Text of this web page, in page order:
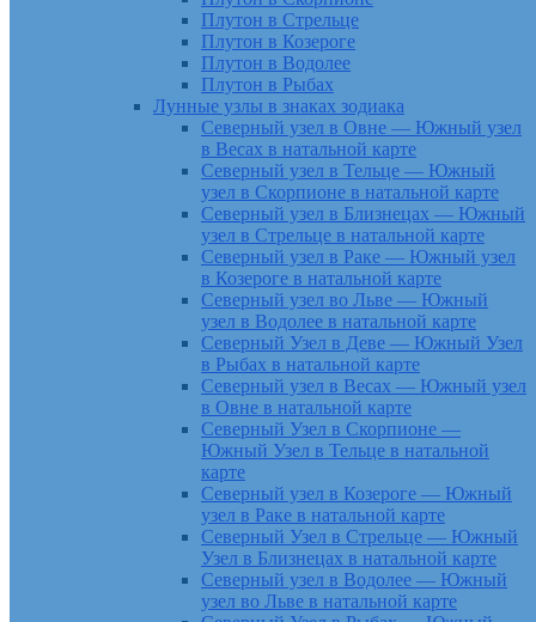
Плутон в Стрельце
Плутон в Козероге
Плутон в Водолее
Плутон в Рыбах
Лунные узлы в знаках зодиака
Северный узел в Овне — Южный узел
в Весах в натальной карте
Северный узел в Тельце — Южный
узел в Скорпионе в натальной карте
Северный узел в Близнецах — Южный
узел в Стрельце в натальной карте
Северный узел в Раке — Южный узел
в Козероге в натальной карте
Северный узел во Льве — Южный
узел в Водолее в натальной карте
Северный Узел в Деве — Южный Узел
в Рыбах в натальной карте
Северный узел в Весах — Южный узел
в Овне в натальной карте
Северный Узел в Скорпионе —
Южный Узел в Тельце в натальной
карте
Северный узел в Козероге — Южный
узел в Раке в натальной карте
Северный Узел в Стрельце — Южный
Узел в Близнецах в натальной карте
Северный узел в Водолее — Южный
узел во Льве в натальной карте